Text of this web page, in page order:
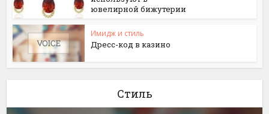
ювелирной бижутерии
Имидж и стиль
Дресс-код в казино
Стиль